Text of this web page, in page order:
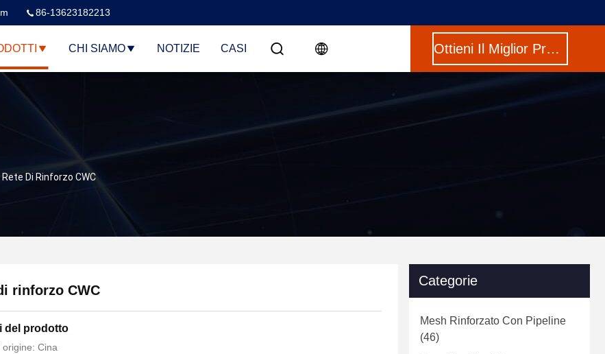
86-13623182213
CHI SIAMO NOTIZIE CASI Ottieni Il Miglior Prezzo
Rete Di Rinforzo CWC
rinforzo CWC
del prodotto
origine: Cina
Categorie
Mesh Rinforzato Con Pipeline
(46)